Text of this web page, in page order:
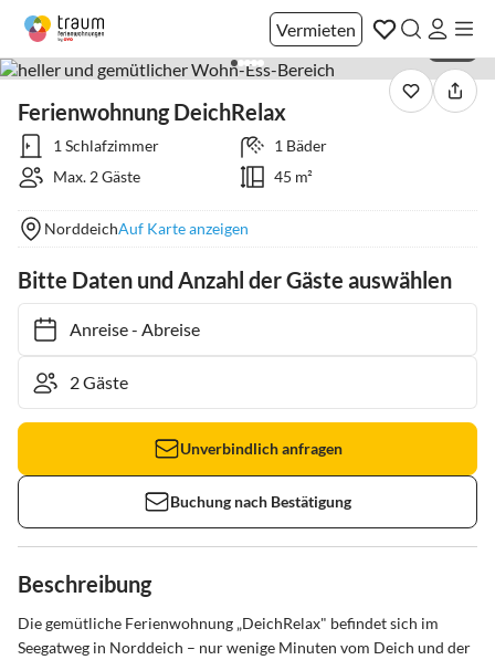
Vermieten
Ferienwohnung DeichRelax
1 Schlafzimmer
1 Bäder
Max. 2 Gäste
45 m²
NorddeichAuf Karte anzeigen
Bitte Daten und Anzahl der Gäste auswählen
Anreise- Abreise
Unverbindlich anfragen
Buchung nach Bestätigung
Beschreibung
Die gemütliche Ferienwohnung „DeichRelax" befindet sich im
Seegatweg in Norddeich – nur wenige Minuten vom Deich und der